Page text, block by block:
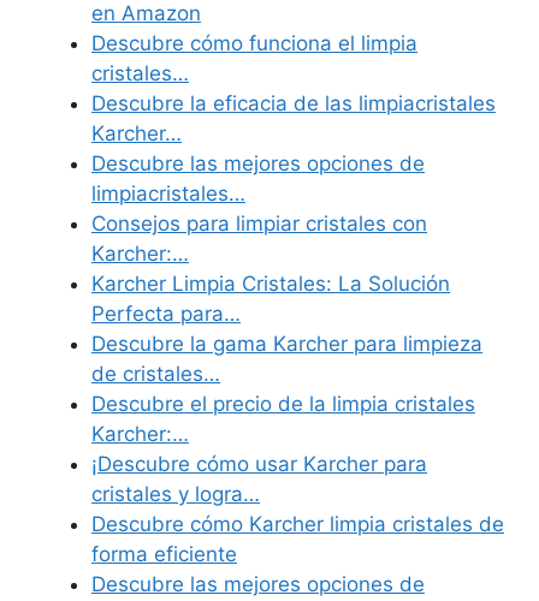
en Amazon
Descubre cómo funciona el limpia
cristales…
Descubre la eficacia de las limpiacristales
Karcher…
Descubre las mejores opciones de
limpiacristales…
Consejos para limpiar cristales con
Karcher:…
Karcher Limpia Cristales: La Solución
Perfecta para…
Descubre la gama Karcher para limpieza
de cristales…
Descubre el precio de la limpia cristales
Karcher:…
¡Descubre cómo usar Karcher para
cristales y logra…
Descubre cómo Karcher limpia cristales de
forma eficiente
Descubre las mejores opciones de